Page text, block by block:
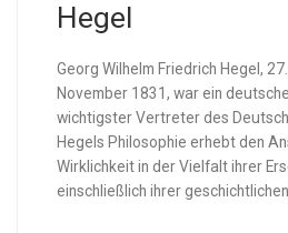
Hegel
Georg Wilhelm Friedrich Hegel,
November 1831, war ein
wichtigster Vertreter des
Hegels Philosophie erhebt den
Wirklichkeit in der Vielfalt ihrer
einschließlich ihrer